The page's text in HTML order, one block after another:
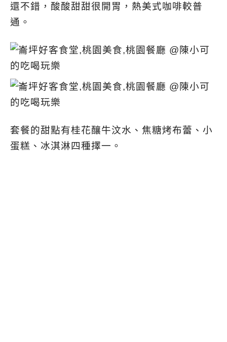
還不錯，酸酸甜甜很開胃，熱美式咖啡較普
通。
套餐的甜點有桂花釀牛汶水、焦糖烤布蕾、小
蛋糕、冰淇淋四種擇一。